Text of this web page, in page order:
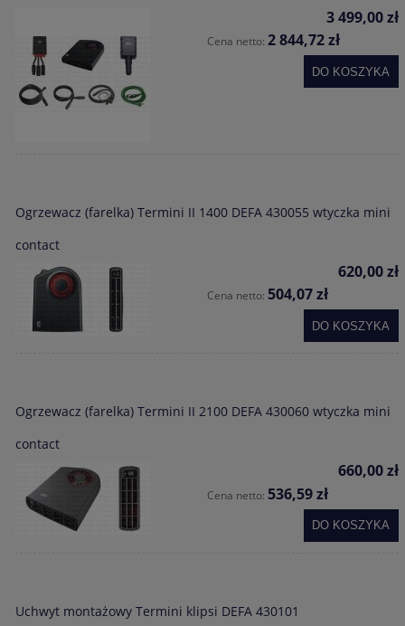
3 499,00 zł
Cena netto: 2 844,72 zł
DO KOSZYKA
Ogrzewacz (farelka) Termini II 1400 DEFA 430055 wtyczka mini
contact
620,00 zł
Cena netto: 504,07 zł
DO KOSZYKA
Ogrzewacz (farelka) Termini II 2100 DEFA 430060 wtyczka mini
contact
660,00 zł
Cena netto: 536,59 zł
DO KOSZYKA
Uchwyt montażowy Termini klipsi DEFA 430101